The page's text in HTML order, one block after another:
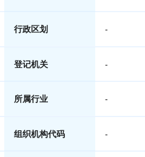
行政区划 -
登记机关 -
所属行业 -
组织机构代码 -